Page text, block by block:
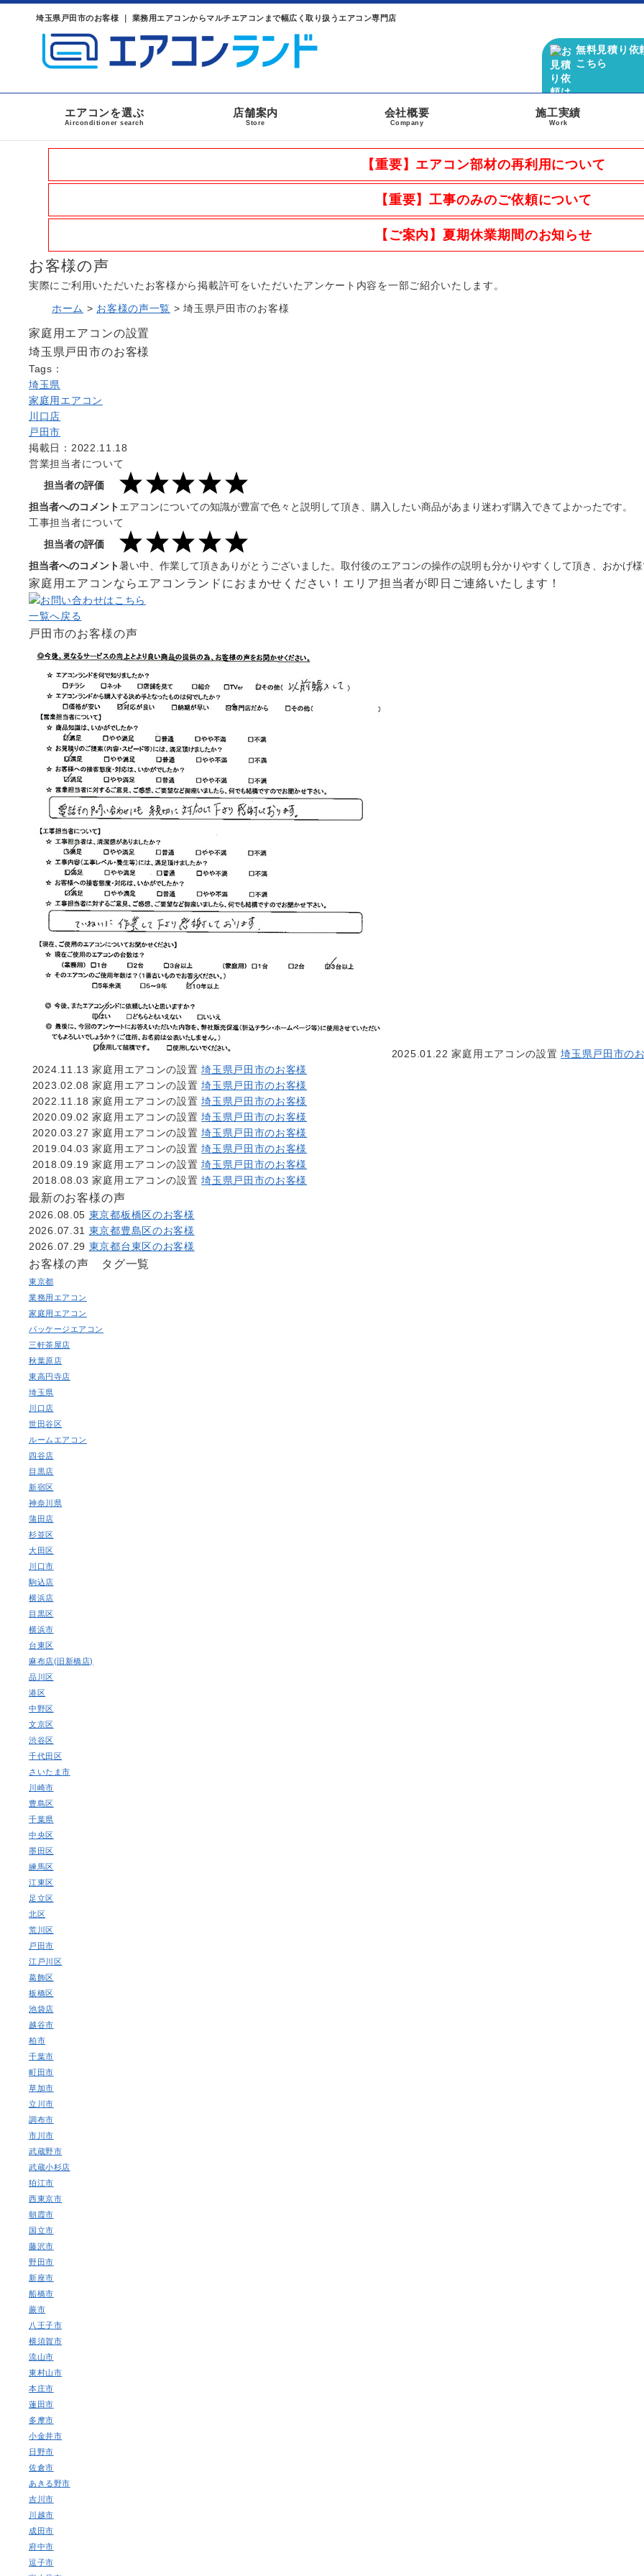
埼玉県戸田市のお客様 ｜ 業務用エアコンからマルチエアコンまで幅広く取り扱うエアコン専門店
無料見積り依
こちら
エアコンを選ぶ
Airconditioner search
店舗案内
Store
会社概要
Company
施工実績
Work
【重要】エアコン部材の再利用について
【重要】工事のみのご依頼について
【ご案内】夏期休業期間のお知らせ
お客様の声
実際にご利用いただいたお客様から掲載許可をいただいたアンケート内容を一部ご紹介いたします。
ホーム > お客様の声一覧 >埼玉県戸田市のお客様
家庭用エアコンの設置
埼玉県戸田市のお客様
Tags：
埼玉県
家庭用エアコン
川口店
戸田市
掲載日：2022.11.18
営業担当者について
担当者の評価
担当者へのコメントエアコンについての知識が豊富で色々と説明して頂き、購入したい商品があまり迷わず購入できてよかったです。
工事担当者について
担当者の評価
担当者へのコメント暑い中、作業して頂きありがとうございました。取付後のエアコンの操作の説明も分かりやすくして頂き、おかげ
家庭用エアコンならエアコンランドにおまかせください！ エリア担当者が即日ご連絡いたします！
一覧へ戻る
戸田市のお客様の声
2025.01.22 家庭用エアコンの設置 埼玉県戸田市の
2024.11.13 家庭用エアコンの設置 埼玉県戸田市のお客様
2023.02.08 家庭用エアコンの設置 埼玉県戸田市のお客様
2022.11.18 家庭用エアコンの設置 埼玉県戸田市のお客様
2020.09.02 家庭用エアコンの設置 埼玉県戸田市のお客様
2020.03.27 家庭用エアコンの設置 埼玉県戸田市のお客様
2019.04.03 家庭用エアコンの設置 埼玉県戸田市のお客様
2018.09.19 家庭用エアコンの設置 埼玉県戸田市のお客様
2018.08.03 家庭用エアコンの設置 埼玉県戸田市のお客様
最新のお客様の声
2026.08.05 東京都板橋区のお客様
2026.07.31 東京都豊島区のお客様
2026.07.29 東京都台東区のお客様
お客様の声 タグ一覧
東京都
業務用エアコン
家庭用エアコン
パッケージエアコン
三軒茶屋店
秋葉原店
東高円寺店
埼玉県
川口店
世田谷区
ルームエアコン
四谷店
目黒店
新宿区
神奈川県
蒲田店
杉並区
大田区
川口市
駒込店
横浜店
目黒区
横浜市
台東区
麻布店(旧新橋店)
品川区
港区
中野区
文京区
渋谷区
千代田区
さいたま市
川崎市
豊島区
千葉県
中央区
墨田区
練馬区
江東区
足立区
北区
荒川区
戸田市
江戸川区
葛飾区
板橋区
池袋店
越谷市
柏市
千葉市
町田市
草加市
立川市
調布市
市川市
武蔵野市
武蔵小杉店
狛江市
西東京市
朝霞市
国立市
藤沢市
野田市
新座市
船橋市
蕨市
八王子市
横須賀市
流山市
東村山市
本庄市
蓮田市
多摩市
小金井市
日野市
佐倉市
あきる野市
吉川市
川越市
成田市
府中市
逗子市